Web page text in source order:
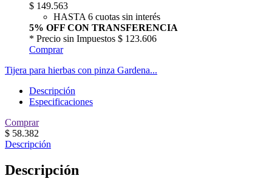
$ 149.563
HASTA 6 cuotas sin interés
5% OFF CON TRANSFERENCIA
* Precio sin Impuestos $ 123.606
Comprar
Tijera para hierbas con pinza Gardena...
Descripción
Especificaciones
Comprar
$ 58.382
Descripción
Descripción